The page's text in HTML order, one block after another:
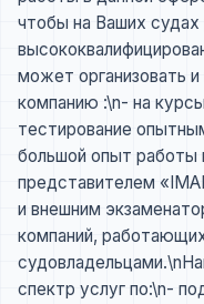
чтобы на Ваших судах
может организовать
компанию :\n- на
тестирование
большой опыт работы
представителем
и внешним
компаний,
спектр услуг по:\n-